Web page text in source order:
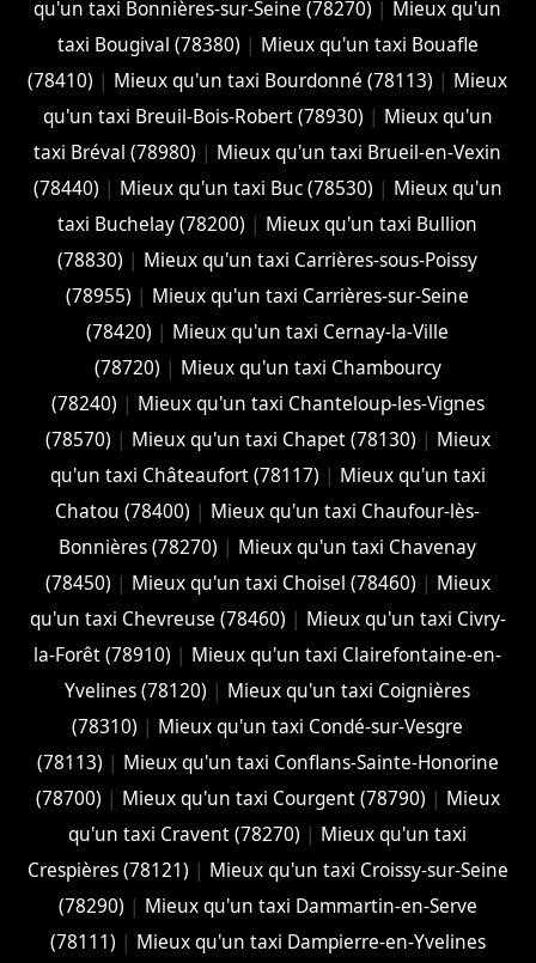
qu'un taxi Bonnières-sur-Seine (78270) | Mieux qu'un
taxi Bougival (78380) | Mieux qu'un taxi Bouafle
(78410) | Mieux qu'un taxi Bourdonné (78113) | Mieux
qu'un taxi Breuil-Bois-Robert (78930) | Mieux qu'un
taxi Bréval (78980) | Mieux qu'un taxi Brueil-en-Vexin
(78440) | Mieux qu'un taxi Buc (78530) | Mieux qu'un
taxi Buchelay (78200) | Mieux qu'un taxi Bullion
(78830) | Mieux qu'un taxi Carrières-sous-Poissy
(78955) | Mieux qu'un taxi Carrières-sur-Seine
(78420) | Mieux qu'un taxi Cernay-la-Ville
(78720) | Mieux qu'un taxi Chambourcy
(78240) | Mieux qu'un taxi Chanteloup-les-Vignes
(78570) | Mieux qu'un taxi Chapet (78130) | Mieux
qu'un taxi Châteaufort (78117) | Mieux qu'un taxi
Chatou (78400) | Mieux qu'un taxi Chaufour-lès-
Bonnières (78270) | Mieux qu'un taxi Chavenay
(78450) | Mieux qu'un taxi Choisel (78460) | Mieux
qu'un taxi Chevreuse (78460) | Mieux qu'un taxi Civry-
la-Forêt (78910) | Mieux qu'un taxi Clairefontaine-en-
Yvelines (78120) | Mieux qu'un taxi Coignières
(78310) | Mieux qu'un taxi Condé-sur-Vesgre
(78113) | Mieux qu'un taxi Conflans-Sainte-Honorine
(78700) | Mieux qu'un taxi Courgent (78790) | Mieux
qu'un taxi Cravent (78270) | Mieux qu'un taxi
Crespières (78121) | Mieux qu'un taxi Croissy-sur-Seine
(78290) | Mieux qu'un taxi Dammartin-en-Serve
(78111) | Mieux qu'un taxi Dampierre-en-Yvelines